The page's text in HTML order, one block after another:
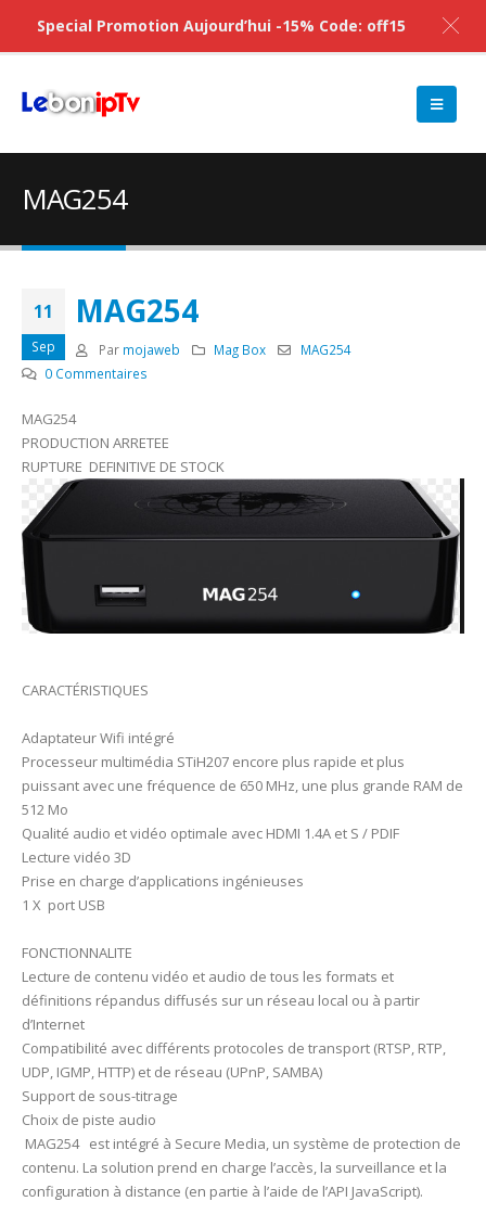
MAG254
11
Sep
MAG254
Par mojaweb Mag Box
MAG254
0 Commentaires
MAG254
PRODUCTION ARRETEE
RUPTURE DEFINITIVE DE STOCK
CARACTÉRISTIQUES
Adaptateur Wifi intégré
Processeur multimédia STiH207 encore plus rapide et plus
puissant avec une fréquence de 650 MHz, une plus grande RAM de
512 Mo
Qualité audio et vidéo optimale avec HDMI 1.4A et S / PDIF
Lecture vidéo 3D
Prise en charge d’applications ingénieuses
1 X port USB
FONCTIONNALITE
Lecture de contenu vidéo et audio de tous les formats et
définitions répandus diffusés sur un réseau local ou à partir
d’Internet
Compatibilité avec différents protocoles de transport (RTSP, RTP,
UDP, IGMP, HTTP) et de réseau (UPnP, SAMBA)
Support de sous-titrage
Choix de piste audio
MAG254 est intégré à Secure Media, un système de protection de
contenu. La solution prend en charge l’accès, la surveillance et la
configuration à distance (en partie à l’aide de l’API JavaScript).
Special Promotion Aujourd’hui -15% Code: off15